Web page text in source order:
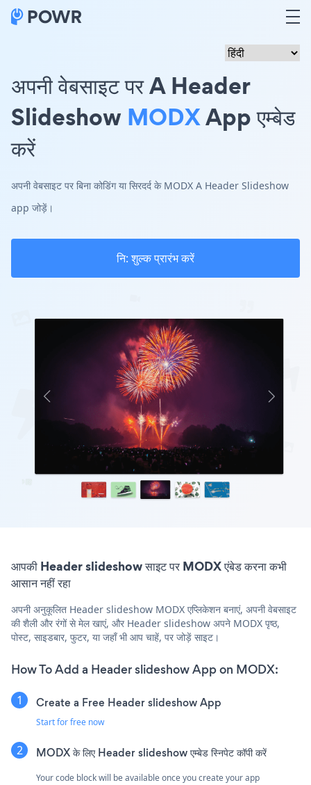
अपनी वेबसाइट पर A Header
Slideshow MODXApp एम्बेड
करें
अपनी वेबसाइट पर बिना कोडिंग या सिरदर्द के MODX A Header Slideshow
app जोड़ें।
नि: शुल्क प्रारंभ करें
आपकी Header slideshow साइट पर MODX एंबेड करना कभी
आसान नहीं रहा
अपनी अनुकूलित Header slideshow MODX एप्लिकेशन बनाएं, अपनी वेबसाइट
की शैली और रंगों से मेल खाएं, और Header slideshow अपने MODX पृष्ठ,
पोस्ट, साइडबार, फुटर, या जहाँ भी आप चाहें, पर जोड़ें साइट।
How To Add a Header slideshow App on MODX:
Create a Free Header slideshow App
Start for free now
MODX के लिए Header slideshow एम्बेड स्निपेट कॉपी करें
Your code block will be available once you create your app